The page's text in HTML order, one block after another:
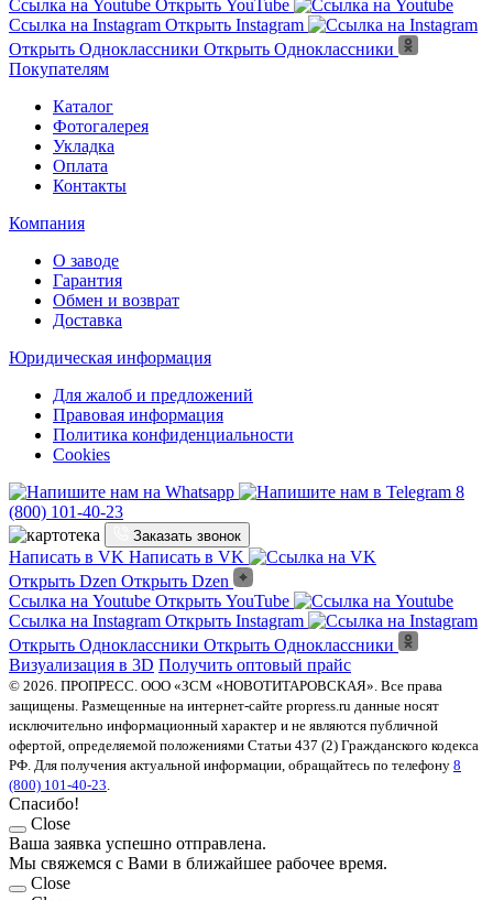
Написать в VK
Открыть Dzen Открыть Dzen
Ссылка на Youtube
Ссылка на Instagram
Открыть Одноклассники
Покупателям
Каталог
Фотогалерея
Укладка
Оплата
Контакты
Компания
О заводе
Гарантия
Обмен и возврат
Доставка
Юридическая информация
Для жалоб и предложений
Правовая информация
Политика конфиденциальности
Cookies
(800) 101-40-23
Заказать звонок
Написать в VK Написать в VK
Открыть Dzen Открыть Dzen
Ссылка на Youtube Открыть YouTube
Ссылка на Instagram Открыть Instagram
Открыть Одноклассники
Визуализация в 3D
© 2026. ПРОПРЕСС. ООО «ЗСМ «НОВОТИТАРОВСКАЯ». Все права
защищены. Размещенные на интернет-сайте propress.ru данные носят
исключительно информационный характер и не являются публичной
офертой, определяемой положениями Статьи 437 (2) Гражданского кодекса